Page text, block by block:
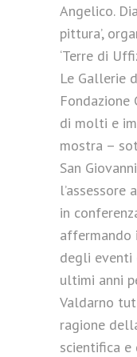
Angelico.
pittura’,
‘Terre di
Le Gallerie
Fondazione
di molti e
mostra –
San
l’assessore
in
affermando
degli eventi
ultimi anni
Valdarno
ragione
scientifica e